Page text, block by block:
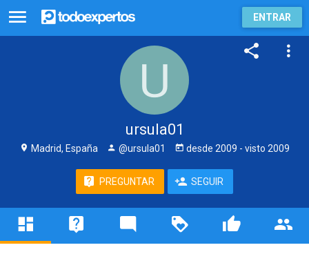
ENTRAR
ursula01
Madrid, España @ursula01 desde 2009 - visto 2009
PREGUNTAR SEGUIR